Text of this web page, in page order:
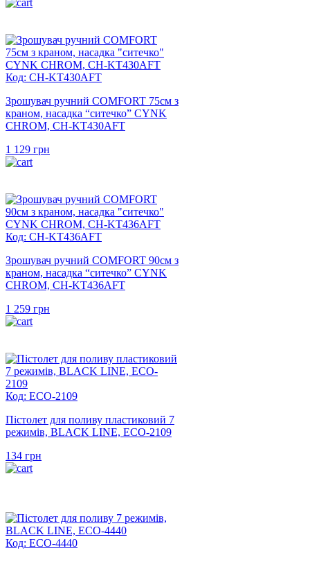
Код: CH-KT430AFT
Зрошувач ручний COMFORT 75см з
краном, насадка “ситечко” CYNK
CHROM, CH-KT430AFT
1 129 грн
Код: CH-KT436AFT
Зрошувач ручний COMFORT 90см з
краном, насадка “ситечко” CYNK
CHROM, CH-KT436AFT
1 259 грн
Код: ECO-2109
Пістолет для поливу пластиковий 7
режимів, BLACK LINE, ECO-2109
134 грн
Код: ECO-4440